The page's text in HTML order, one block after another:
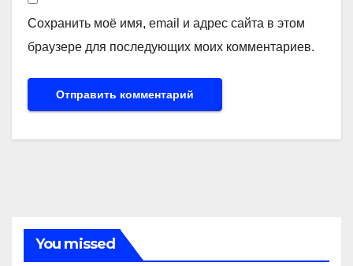
Сохранить моё имя, email и адрес сайта в этом
браузере для последующих моих комментариев.
You missed